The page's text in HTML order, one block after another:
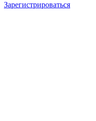
Зарегистрироваться